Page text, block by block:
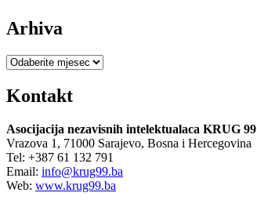
Arhiva
Arhiva
Kontakt
Asocijacija nezavisnih intelektualaca KRUG 99
Vrazova 1, 71000 Sarajevo, Bosna i Hercegovina
Tel: +387 61 132 791
Email: info@krug99.ba
Web: www.krug99.ba